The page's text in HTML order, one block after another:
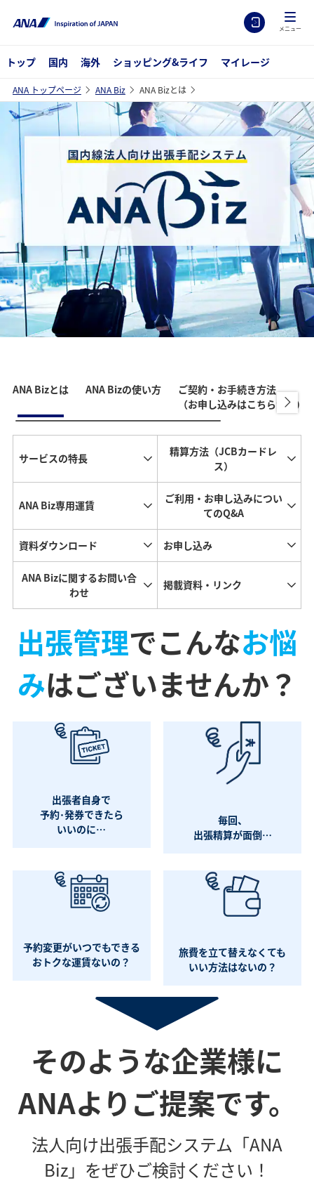
メニュー
トップ 国内 海外 ショッピング&ライフ マイレージ
ANA トップページ ANA Biz ANA Bizとは
ANA Bizとは ANA Bizの使い方
ご契約・お手続き方法
（お申し込みはこちらから）
サービスの特長
精算方法（JCBカードレ
ス）
ANA Biz専用運賃
ご利用・お申し込みについ
てのQ&A
資料ダウンロード お申し込み
ANA Bizに関するお問い合
わせ
掲載資料・リンク
出張管理でこんなお悩
みはございませんか？
出張者自身で
予約･発券できたら
いいのに…
毎回、
出張精算が面倒…
予約変更がいつでもできる
おトクな運賃ないの？
旅費を立て替えなくても
いい方法はないの？
そのような企業様に
ANAよりご提案です。
法人向け出張手配システム「ANA
Biz」をぜひご検討ください！